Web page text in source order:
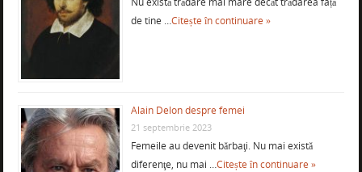
de tine …Citește în continuare »
Alain Delon despre femei
21 septembrie 2023
Femeile au devenit bărbaţi. Nu mai există
diferenţe, nu mai …Citește în continuare »